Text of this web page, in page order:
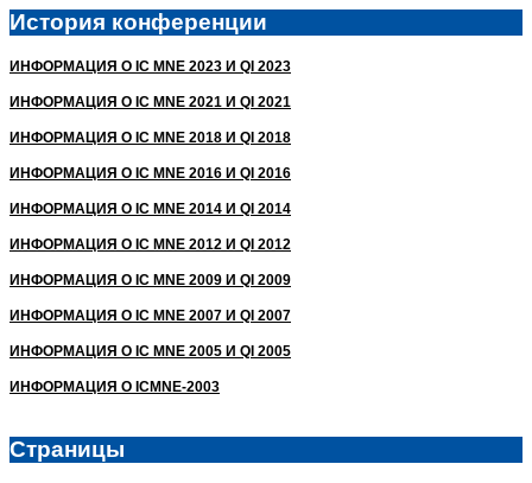
История конференции
ИНФОРМАЦИЯ О IC MNE 2023 И QI 2023
ИНФОРМАЦИЯ О IC MNE 2021 И QI 2021
ИНФОРМАЦИЯ О IC MNE 2018 И QI 2018
ИНФОРМАЦИЯ О IC MNE 2016 И QI 2016
ИНФОРМАЦИЯ О IC MNE 2014 И QI 2014
ИНФОРМАЦИЯ О IC MNE 2012 И QI 2012
ИНФОРМАЦИЯ О IC MNE 2009 И QI 2009
ИНФОРМАЦИЯ О IC MNE 2007 И QI 2007
ИНФОРМАЦИЯ О IC MNE 2005 И QI 2005
ИНФОРМАЦИЯ О ICMNE-2003
Страницы